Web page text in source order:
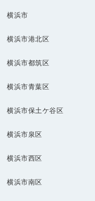
横浜市
横浜市港北区
横浜市都筑区
横浜市青葉区
横浜市保土ケ谷区
横浜市泉区
横浜市西区
横浜市南区